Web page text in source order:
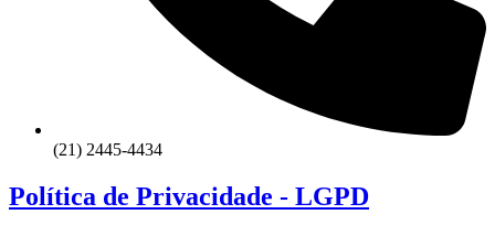
(21) 2445-4434
Política de Privacidade - LGPD